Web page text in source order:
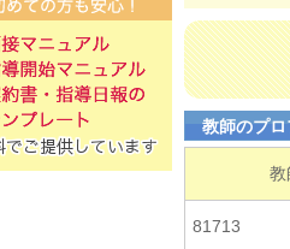
教師のプロ
教
81713